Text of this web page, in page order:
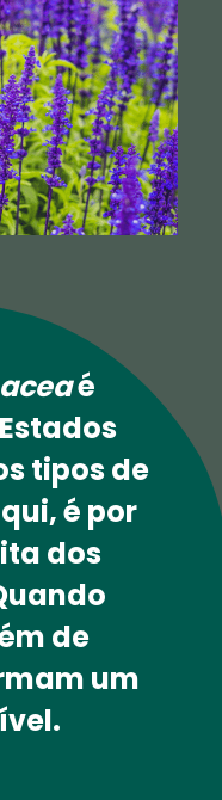
é
tipos de
é por
dos
de
um